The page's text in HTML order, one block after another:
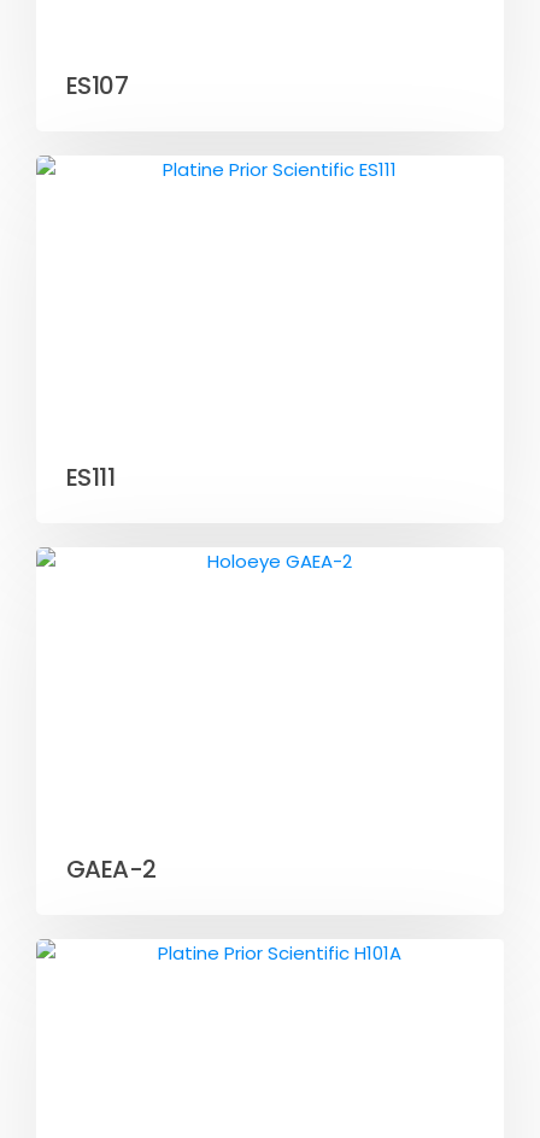
ES107
ES111
GAEA-2